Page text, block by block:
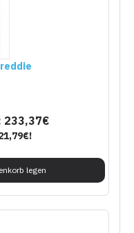
233,37€
legen